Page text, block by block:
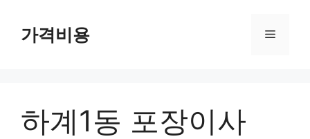
가격비용 메
하계1동 포장이사